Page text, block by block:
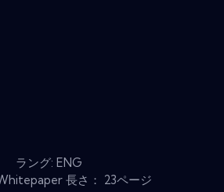
ラング: ENG
長さ： 23ページ